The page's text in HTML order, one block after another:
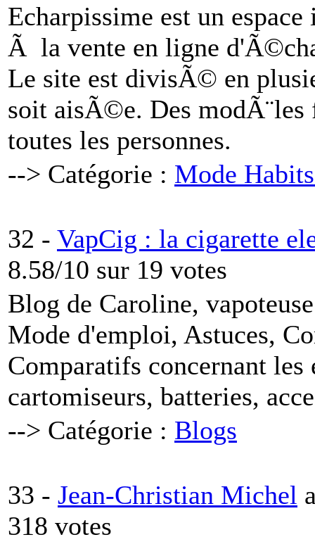
Echarpissime est un
Ã la vente en ligne
Le site est divisÃ© en
soit aisÃ©e. Des
toutes les personnes.
--> Catégorie : Mode
32 - VapCig : la cigarette
8.58/10 sur 19 votes
Blog de Caroline,
Mode d'emploi, Astuces,
Comparatifs concernant les
cartomiseurs, batteries,
--> Catégorie : Blogs
33 - Jean-Christian Michel
318 votes